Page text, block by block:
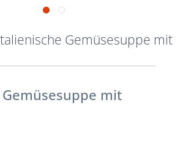
Gemüsesuppe mit
mit